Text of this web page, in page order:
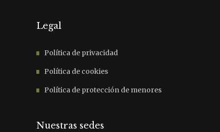
Legal
Política de privacidad
Política de cookies
Política de protección de menores
Nuestras sedes